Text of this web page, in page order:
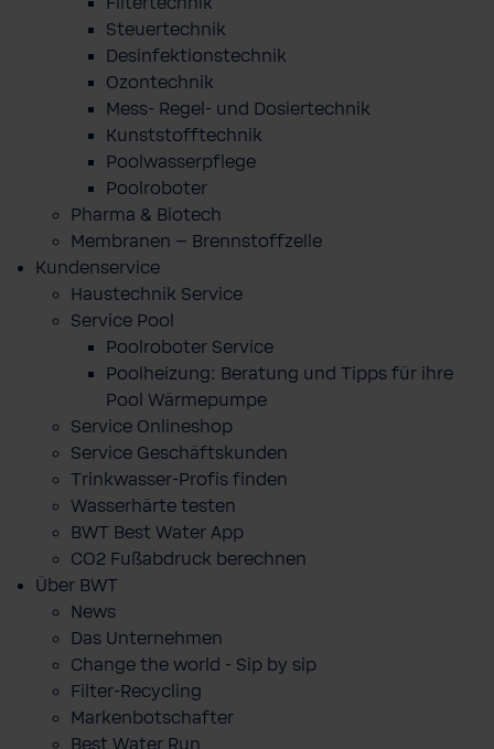
Steuertechnik
Desinfektionstechnik
Ozontechnik
Mess- Regel- und Dosiertechnik
Kunststofftechnik
Poolwasserpflege
Poolroboter
Pharma & Biotech
Membranen – Brennstoffzelle
Kundenservice
Haustechnik Service
Service Pool
Poolroboter Service
Poolheizung: Beratung und Tipps für ihre
Pool Wärmepumpe
Service Onlineshop
Service Geschäftskunden
Trinkwasser-Profis finden
Wasserhärte testen
BWT Best Water App
CO2 Fußabdruck berechnen
Über BWT
News
Das Unternehmen
Change the world - Sip by sip
Filter-Recycling
Markenbotschafter
Best Water Run